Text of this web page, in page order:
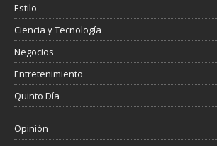
Estilo
Ciencia y Tecnología
Negocios
Entretenimiento
Quinto Día
Opinión